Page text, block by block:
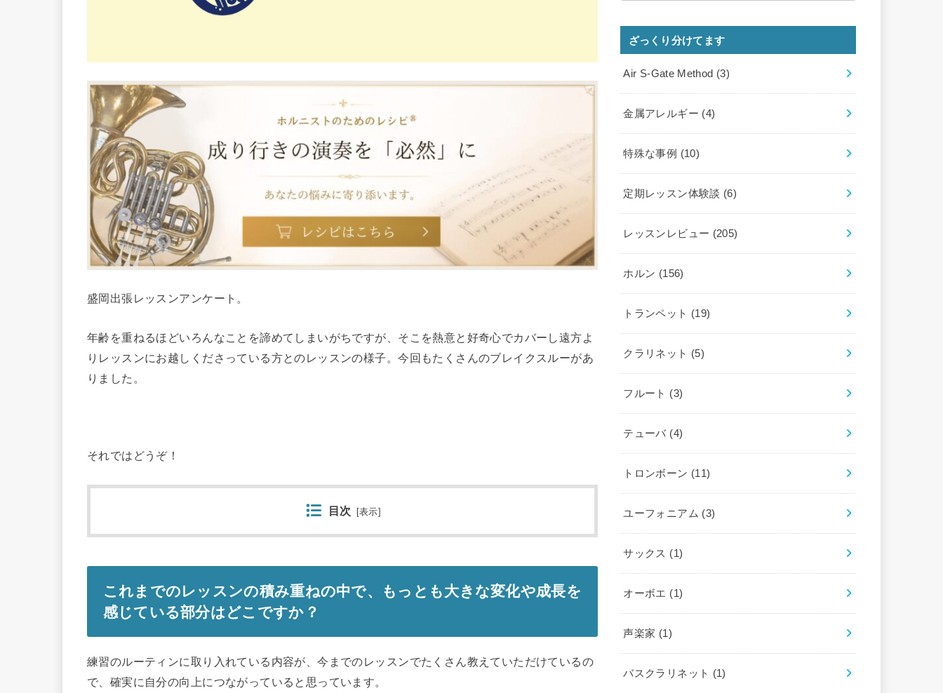
盛岡出張レッスンアンケート。
年齢を重ねるほどいろんなことを諦めてしまいがちですが、そこを熱意と好奇心でカバーし遠方よ
りレッスンにお越しくださっている方とのレッスンの様子。今回もたくさんのブレイクスルーがあ
りました。
それではどうぞ！
目次 [表示]
これまでのレッスンの積み重ねの中で、もっとも大きな変化や成長を
感じている部分はどこですか？
練習のルーティンに取り入れている内容が、今までのレッスンでたくさん教えていただけているの
で、確実に自分の向上につながっていると思っています。
ざっくり分けてます
Air S-Gate Method (3)
金属アレルギー (4)
特殊な事例 (10)
定期レッスン体験談 (6)
レッスンレビュー (205)
ホルン (156)
トランペット (19)
クラリネット (5)
フルート (3)
テューバ (4)
トロンボーン (11)
ユーフォニアム (3)
サックス (1)
オーボエ (1)
声楽家 (1)
バスクラリネット (1)